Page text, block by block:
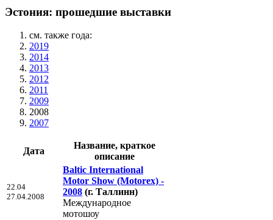
Эстония: прошедшие выставки
см. также года:
2019
2014
2013
2012
2011
2009
2008
2007
Дата
Название, краткое
описание
22.04
27.04.2008
Baltic International
Motor Show (Motorex) -
2008 (г. Таллинн)
Международное
мотошоу